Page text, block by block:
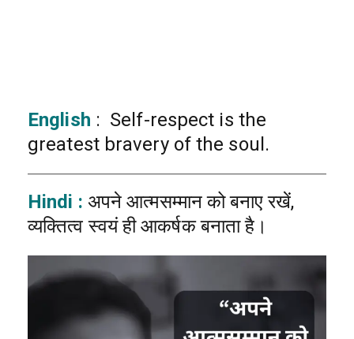
English : Self-respect is the
greatest bravery of the soul.
Hindi : अपने आत्मसम्मान को बनाए रखें,
व्यक्तित्व स्वयं ही आकर्षक बनाता है।